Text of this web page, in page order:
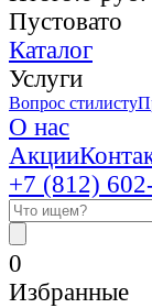
Пустовато
Каталог
Услуги
Вопрос стилисту
О нас
Акции
+7 (812)
0
Избранные